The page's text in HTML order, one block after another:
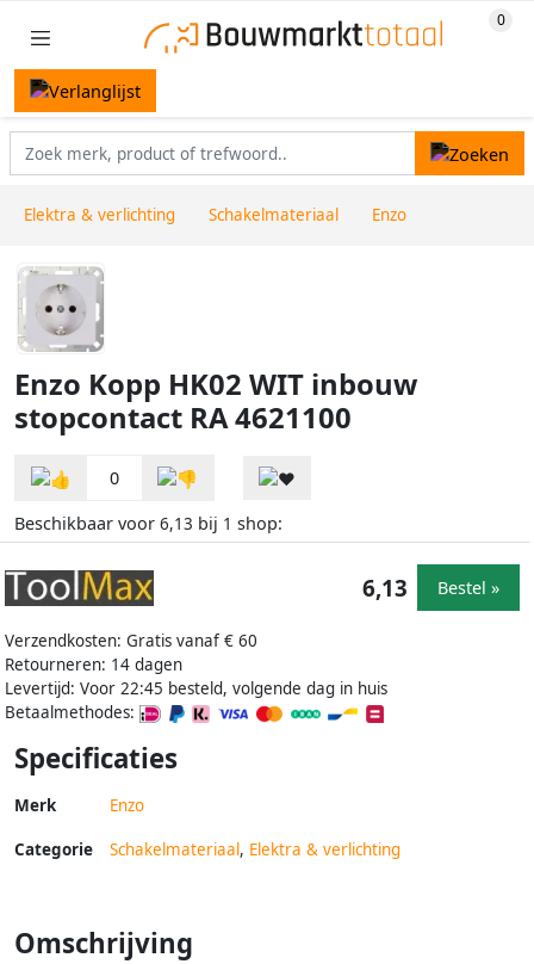
Elektra & verlichting Schakelmateriaal Enzo
Enzo Kopp HK02 WIT inbouw
stopcontact RA 4621100
0
Beschikbaar voor 6,13 bij 1 shop:
Verzendkosten: Gratis vanaf € 60
Retourneren: 14 dagen
Levertijd: Voor 22:45 besteld, volgende dag in huis
Betaalmethodes:
6,13 Bestel »
Specificaties
Merk Enzo
Categorie Schakelmateriaal, Elektra & verlichting
Omschrijving